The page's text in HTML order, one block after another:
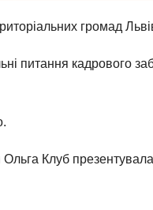
громад
питання кадрового
Ольга Клуб